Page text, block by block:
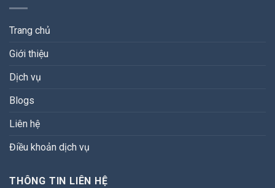
Trang chủ
Giới thiệu
Dịch vụ
Blogs
Liên hệ
Điều khoản dịch vụ
THÔNG TIN LIÊN HỆ